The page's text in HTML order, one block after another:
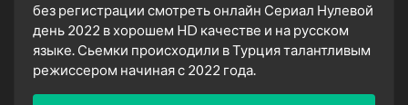
без регистрации смотреть онлайн Сериал Нулевой
день 2022 в хорошем HD качестве и на русском
языке. Сьемки происходили в Турция талантливым
режиссером начиная с 2022 года.